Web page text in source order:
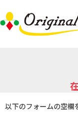
以下のフォームの空欄